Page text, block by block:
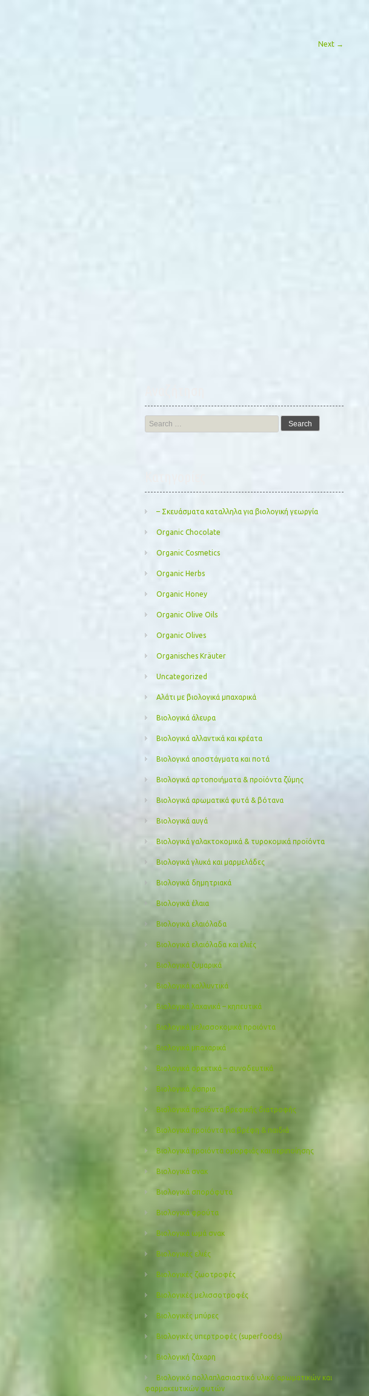
Next →
Search
for:
– Σκευάσματα καταλληλα για βιολογική γεωργία
Organic Chocolate
Organic Cosmetics
Organic Herbs
Organic Honey
Organic Olive Oils
Organic Olives
Organisches Kräuter
Uncategorized
Αλάτι με βιολογικά μπαχαρικά
Βιολογικά άλευρα
Βιολογικά αλλαντικά και κρέατα
Βιολογικά αποστάγματα και ποτά
Βιολογικά αρτοποιήματα & προϊόντα ζύμης
Βιολογικά αρωματικά φυτά & βότανα
Βιολογικά αυγά
Βιολογικά γαλακτοκομικά & τυροκομικά προϊόντα
Βιολογικά γλυκά και μαρμελάδες
Βιολογικά δημητριακά
Βιολογικά έλαια
Βιολογικά ελαιόλαδα
Βιολογικά ελαιόλαδα και ελιές
Βιολογικά ζυμαρικά
Βιολογικά καλλυντικά
Βιολογικά λαχανικά – κηπευτικά
Βιολογικά μελισσοκομικά προιόντα
Βιολογικά μπαχαρικά
Βιολογικά ορεκτικά – συνοδευτικά
Βιολογικά όσπρια
Βιολογικά προϊόντα βρεφικής διατροφής
Βιολογικά προϊόντα για βρέφη & παιδιά
Βιολογικά προιόντα ομορφιάς και περιποίησης
Βιολογικά σνακ
Βιολογικά σπορόφυτα
Βιολογικά φρούτα
Βιολογικά ωμά σνακ
Βιολογικές ελιές
Βιολογικές ζωοτροφές
Βιολογικές μελισσοτροφές
Βιολογικές μπύρες
Βιολογικές υπερτροφές (superfoods)
Βιολογική ζάχαρη
Βιολογικό πολλαπλασιαστικό υλικό αρωματικών και
φαρμακευτικών φυτών